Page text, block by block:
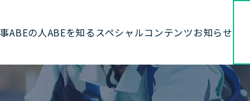
ABEの人ABEを知るスペシャルコンテンツお知らせ